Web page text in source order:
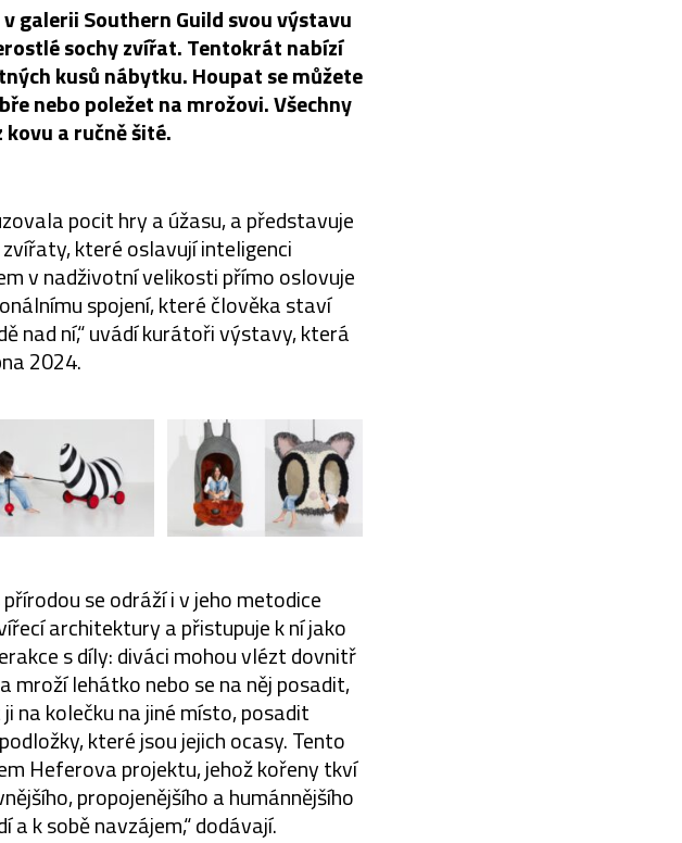
galerii Southern Guild svou výstavu
sochy zvířat. Tentokrát nabízí
kusů nábytku. Houpat se můžete
nebo poležet na mrožovi. Všechny
a ručně šité.
pocit hry a úžasu, a představuje
které oslavují inteligenci
v nadživotní velikosti přímo oslovuje
spojení, které člověka staví
nad ní,“ uvádí kurátoři výstavy, která
2024.
se odráží i v jeho metodice
architektury a přistupuje k ní jako
s díly: diváci mohou vlézt dovnitř
mroží lehátko nebo se na něj posadit,
na kolečku na jiné místo, posadit
které jsou jejich ocasy. Tento
Heferova projektu, jehož kořeny tkví
propojenějšího a humánnějšího
k sobě navzájem,“ dodávají.